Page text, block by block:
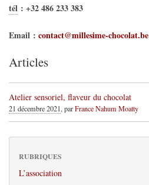
tél : +32 486 233 383
Email : contact@millesime-chocolat.be
Articles
Atelier sensoriel, flaveur du chocolat
21 décembre 2021, parFrance Nahum Moatty
RUBRIQUES
L’association